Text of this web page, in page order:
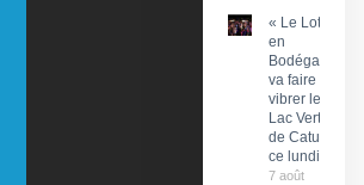
« Le Lot
en
Bodéga »
va faire
vibrer le
Lac Vert
de Catus
ce lundi
7 août